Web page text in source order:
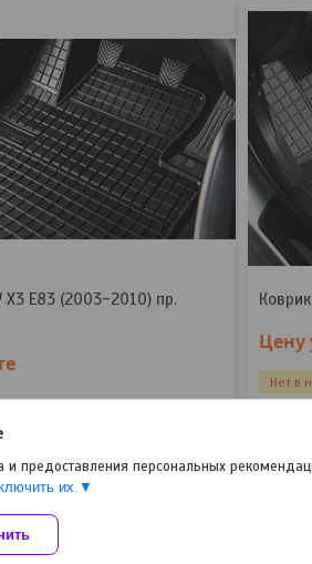
X3 E83 (2003-2010) пр.
Цену
Нет в
предоставления персональных
их.